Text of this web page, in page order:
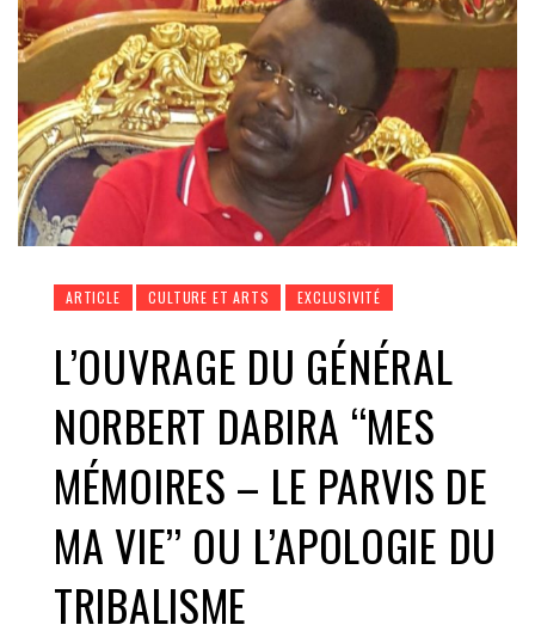
ARTICLE CULTURE ET ARTS EXCLUSIVITÉ
L’OUVRAGE DU GÉNÉRAL
NORBERT DABIRA ‘‘MES
MÉMOIRES – LE PARVIS DE
MA VIE’’ OU L’APOLOGIE DU
TRIBALISME